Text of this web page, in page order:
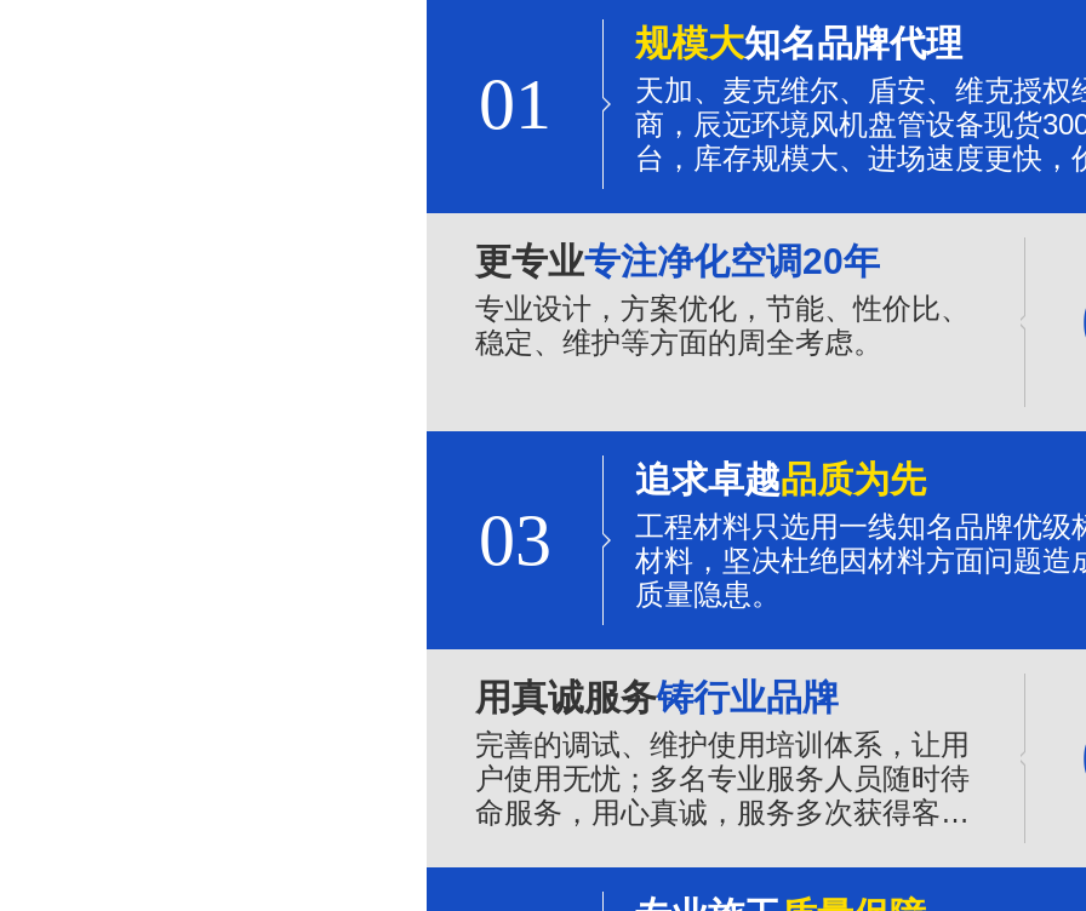
01
规模大知名品牌代理
天加、麦克维尔、盾安、维克授权
商，辰远环境风机盘管设备现货
台，库存规模大、进场速度更快，
更专业专注净化空调20年
专业设计，方案优化，节能、性价比、
稳定、维护等方面的周全考虑。
03
追求卓越品质为先
工程材料只选用一线知名品牌优级
材料，坚决杜绝因材料方面问题造
质量隐患。
用真诚服务铸行业品牌
完善的调试、维护使用培训体系，让用
户使用无忧；多名专业服务人员随时待
命服务，用心真诚，服务多次获得客户